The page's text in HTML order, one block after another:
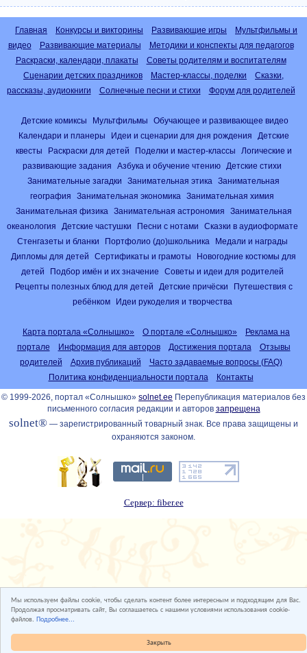
Закрыть
Мы используем файлы cookie, чтобы сделать контент более интересным и подходящим для Вас.
Продолжая просматривать сайт, Вы соглашаетесь с нашими условиями использования cookie-
файлов. Подробнее...
Главная Конкурсы и викторины Развивающие игры
Мультфильмы и
видео
Развивающие материалы
Методики и конспекты для педагогов
Раскраски, календари, плакаты
Советы родителям и воспитателям
Сценарии детских праздников
Мастер-классы, поделки
Сказки,
рассказы, аудиокниги
Солнечные песни и стихи Форум для родителей
Детские комиксы Мультфильмы
Обучающее и развивающее видео
Календари и планеры
Идеи и сценарии для дня рождения
Детские
квесты
Раскраски для детей Поделки и мастер-классы
Логические и
развивающие задания
Азбука и обучение чтению
Детские стихи
Занимательные загадки
Занимательная этика
Занимательная
география
Занимательная экономика
Занимательная химия
Занимательная физика
Занимательная астрономия
Занимательная
океанология
Детские частушки Песни с нотами
Сказки в аудиоформате
Стенгазеты и бланки
Портфолио (до)школьника
Медали и награды
Дипломы для детей
Сертификаты и грамоты
Новогодние костюмы для
детей
Подбор имён и их значение
Советы и идеи для родителей
Рецепты полезных блюд для детей
Детские причёски
Путешествия с
ребёнком
Идеи рукоделия и творчества
Карта портала «Солнышко» О портале «Солнышко»
Реклама на
портале
Информация для авторов Достижения портала
Отзывы
родителей
Архив публикаций
Часто задаваемые вопросы (FAQ)
Политика конфиденциальности портала
Контакты
© 1999-2026, портал «Солнышко» solnet.ee Перепубликация материалов без
письменного согласия редакции и авторов запрещена
solnet® — зарегистрированный товарный знак. Все права защищены и
охраняются законом.
Сервер: fiber.ee